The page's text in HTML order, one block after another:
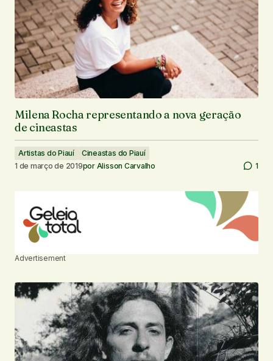
Milena Rocha representando a nova geração
de cineastas
Artistas do Piauí
Cineastas do Piauí
1 de março de 2019por Alisson Carvalho 1
Advertisement